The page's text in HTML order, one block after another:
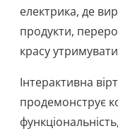
електрика, де
продукти,
красу
Інтерактивна
продемонструє